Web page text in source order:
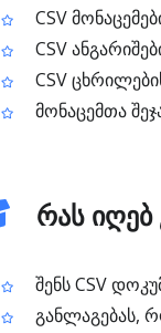
CSV
CSV
CSV
მონაცემთა
რას იღებ
შენს CSV
განლაგებას,